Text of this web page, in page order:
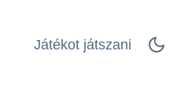
Játékot játszani